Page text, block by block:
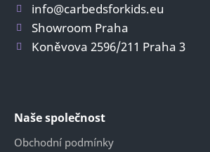
info@carbedsforkids.eu
Showroom Praha
Koněvova 2596/211 Praha 3
Naše společnost
Obchodní podmínky